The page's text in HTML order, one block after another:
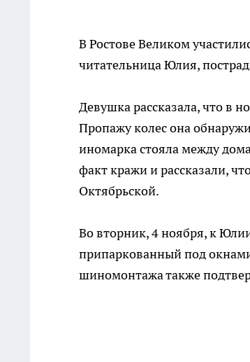
В Ростове Великом
читательница Юлия,
Девушка рассказала, что в
Пропажу колес она
иномарка стояла между
факт кражи и рассказали,
Октябрьской.
Во вторник, 4 ноября, к
припаркованный под
шиномонтажа также